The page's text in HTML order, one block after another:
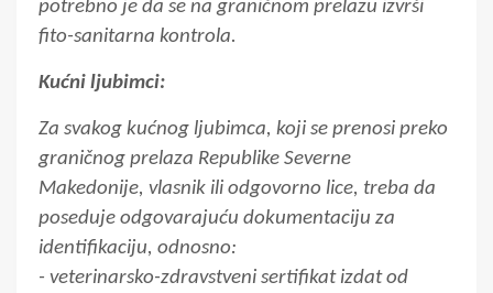
potrebno je da se na graničnom prelazu izvrši
fito-sanitarna kontrola.
Kućni ljubimci:
Za svakog kućnog ljubimca, koji se prenosi preko
graničnog prelaza Republike Severne
Makedonije, vlasnik ili odgovorno lice, treba da
poseduje odgovarajuću dokumentaciju za
identifikaciju, odnosno:
- veterinarsko-zdravstveni sertifikat izdat od